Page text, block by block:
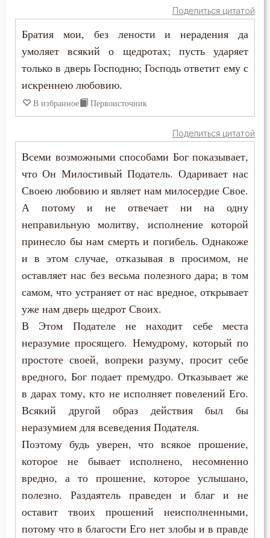
Воскресение
Воскресение Христово
Воспитание
Высокомерие
Гнев
Гнев Божий
Гонение
Гордость
Грех
Девство
Дело
Деньги
Дети
Добро
Друг
Дух Святой
Поделиться цитатой
Братия мои, без лености и нерадения да
умоляет всякий о щедротах; пусть ударяет
только в дверь Господню; Господь ответит ему с
искреннею любовию.
В избранное Первоисточник
Поделиться цитатой
Всеми возможными способами Бог показывает,
что Он Милостивый Податель. Одаривает нас
Своею любовию и являет нам милосердие Свое.
А потому и не отвечает ни на одну
неправильную молитву, исполнение которой
принесло бы нам смерть и погибель. Однакоже
и в этом случае, отказывая в просимом, не
оставляет нас без весьма полезного дара; в том
самом, что устраняет от нас вредное, открывает
уже нам дверь щедрот Своих.
В Этом Подателе не находит себе места
неразумие просящего. Немудрому, который по
простоте своей, вопреки разуму, просит себе
вредного, Бог подает премудро. Отказывает же
в дарах тому, кто не исполняет повелений Его.
Всякий другой образ действия был бы
неразумием для всеведения Подателя.
Поэтому будь уверен, что всякое прошение,
которое не бывает исполнено, несомненно
вредно, а то прошение, которое услышано,
полезно. Раздаятель праведен и благ и не
оставит твоих прошений неисполненными,
потому что в благости Его нет злобы и в правде